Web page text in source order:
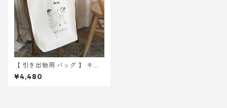
【 引き出物用 バッグ 】 キッ
ク 10枚 ｜ 結婚式 トートバ
ッグ
¥4,480